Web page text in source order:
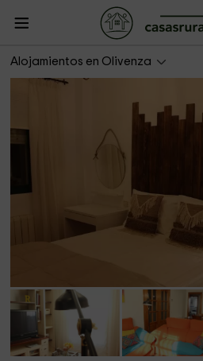
Alojamientos en Olivenza